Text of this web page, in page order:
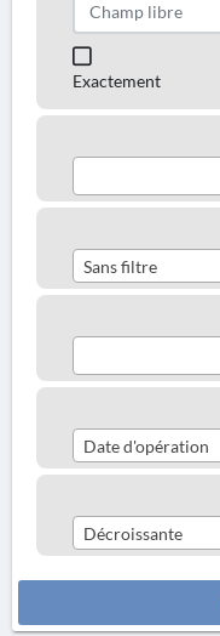
Exactement
Sans filtre
Date d'opération
Décroissante